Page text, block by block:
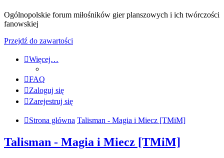
Ogólnopolskie forum miłośników gier planszowych i ich twórczości
fanowskiej
Przejdź do zawartości
Więcej…
FAQ
Zaloguj się
Zarejestruj się
Strona główna Talisman - Magia i Miecz [TMiM]
Talisman - Magia i Miecz [TMiM]